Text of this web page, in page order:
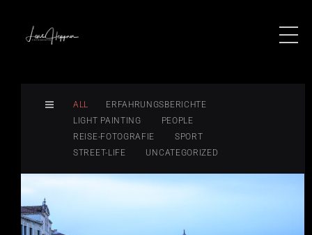
ALL
ERFAHRUNGSBERICHTE
LIGHT PAINTING
PEOPLE
REISE-FOTOGRAFIE
SPORT
STREET-LIFE
UNCATEGORIZED